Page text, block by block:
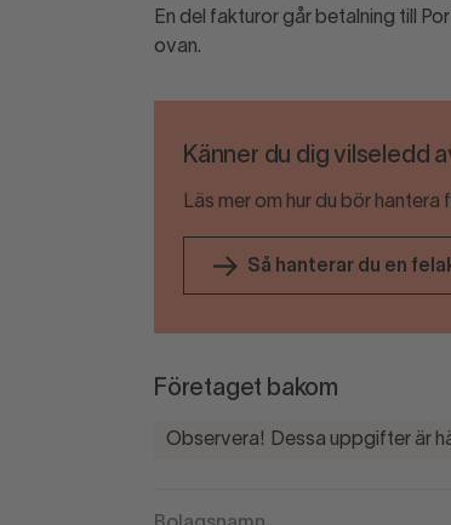
En del fakturor går betalning till
ovan.
Känner du dig vilseledd
Läs mer om hur du bör hantera
Så hanterar du en
Företaget bakom
Observera! Dessa uppgifter är